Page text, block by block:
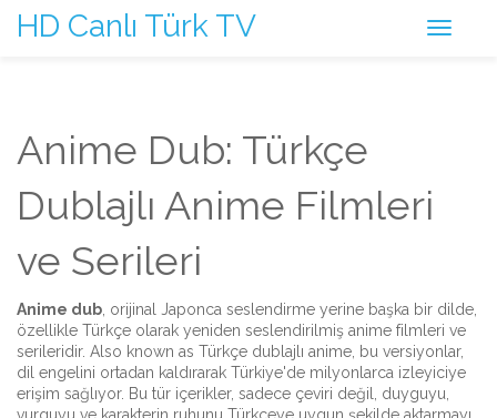
HD Canlı Türk TV
Anime Dub: Türkçe
Dublajlı Anime Filmleri
ve Serileri
Anime dub orijinal Japonca seslendirme yerine başka bir dilde,
özellikle Türkçe olarak yeniden seslendirilmiş anime filmleri ve
serileridir. Also known as Türkçe dublajlı anime , bu versiyonlar,
dil engelini ortadan kaldırarak Türkiye'de milyonlarca izleyiciye
erişim sağlıyor. Bu tür içerikler, sadece çeviri değil, duyguyu,